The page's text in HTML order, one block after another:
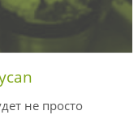
не просто